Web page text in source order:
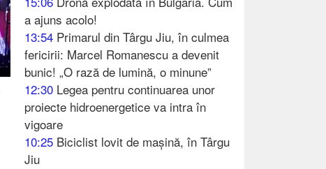
a ajuns acolo!
13:54 Primarul din Târgu Jiu, în culmea
fericirii: Marcel Romanescu a devenit
bunic! „O rază de lumină, o minune”
12:30 Legea pentru continuarea unor
proiecte hidroenergetice va intra în
vigoare
10:25 Biciclist lovit de mașină, în Târgu
Jiu